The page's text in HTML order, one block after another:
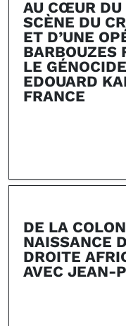
AU CŒUR DU
SCÈNE DU
ET D’UNE
BARBOUZES
LE
EDOUARD
FRANCE
DE LA
NAISSANCE
DROITE
AVEC JEAN-